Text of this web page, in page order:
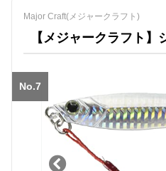
Major Craft(メジャークラフト)
【メジャークラフト】
No.7